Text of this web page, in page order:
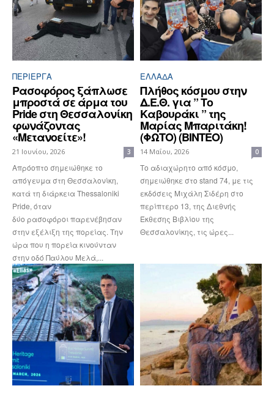
ΠΕΡΊΕΡΓΑ
Ρασοφόρος ξάπλωσε
μπροστά σε άρμα του
Pride στη Θεσσαλονίκη
φωνάζοντας
«Μετανοείτε»!
21 Ιουνίου, 2026 3
Απρόοπτο σημειώθηκε το
απόγευμα στη Θεσσαλονίκη,
κατά τη διάρκεια Thessaloniki
Pride, όταν
δύο ρασοφόροι παρενέβησαν
στην εξέλιξη της πορείας. Την
ώρα που η πορεία κινούνταν
στην οδό Παύλου Μελά,...
ΕΛΛΆΔΑ
Πλήθος κόσμου στην
Δ.Ε.Θ. για ” Το
Καβουράκι ” της
Μαρίας Μπαριτάκη!
(ΦΩΤΟ) (ΒΙΝΤΕΟ)
14 Μαΐου, 2026 0
Το αδιαχώρητο από κόσμο,
σημειώθηκε στο stand 74, με τις
εκδόσεις Μιχάλη Σιδέρη στο
περίπτερο 13, της Διεθνής
Έκθεσης Βιβλίου της
Θεσσαλονίκης, τις ώρες...